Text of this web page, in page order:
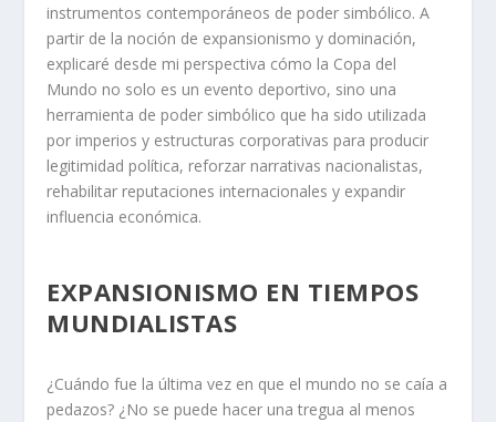
instrumentos contemporáneos de poder simbólico. A
partir de la noción de expansionismo y dominación,
explicaré desde mi perspectiva cómo la Copa del
Mundo no solo es un evento deportivo, sino una
herramienta de poder simbólico que ha sido utilizada
por imperios y estructuras corporativas para producir
legitimidad política, reforzar narrativas nacionalistas,
rehabilitar reputaciones internacionales y expandir
influencia económica.
EXPANSIONISMO EN TIEMPOS
MUNDIALISTAS
¿Cuándo fue la última vez en que el mundo no se caía a
pedazos? ¿No se puede hacer una tregua al menos